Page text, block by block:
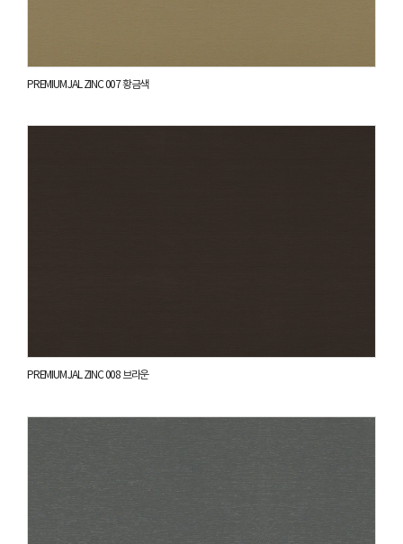
PREMIUM JAL ZINC 007 황금색
PREMIUM JAL ZINC 008 브라운